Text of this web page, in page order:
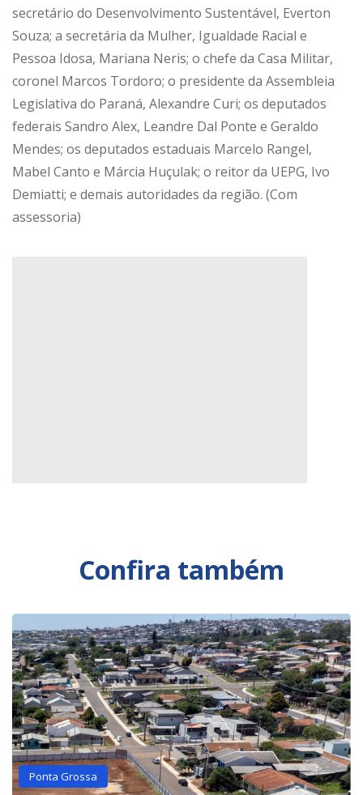
secretário do Desenvolvimento Sustentável, Everton
Souza; a secretária da Mulher, Igualdade Racial e
Pessoa Idosa, Mariana Neris; o chefe da Casa Militar,
coronel Marcos Tordoro; o presidente da Assembleia
Legislativa do Paraná, Alexandre Curi; os deputados
federais Sandro Alex, Leandre Dal Ponte e Geraldo
Mendes; os deputados estaduais Marcelo Rangel,
Mabel Canto e Márcia Huçulak; o reitor da UEPG, Ivo
Demiatti; e demais autoridades da região. (Com
assessoria)
Confira também
Ponta Grossa